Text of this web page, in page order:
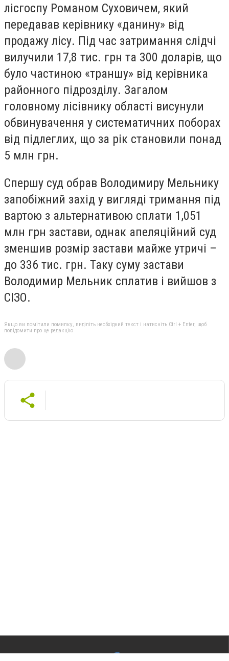
лісгоспу Романом Суховичем, який
передавав керівнику «данину» від
продажу лісу. Під час затримання слідчі
вилучили 17,8 тис. грн та 300 доларів, що
було частиною «траншу» від керівника
районного підрозділу. Загалом
головному лісівнику області висунули
обвинувачення у систематичних поборах
від підлеглих, що за рік становили понад
5 млн грн.
Спершу суд обрав Володимиру Мельнику
запобіжний захід у вигляді тримання під
вартою з альтернативою сплати 1,051
млн грн застави, однак апеляційний суд
зменшив розмір застави майже утричі –
до 336 тис. грн. Таку суму застави
Володимир Мельник сплатив і вийшов з
СІЗО.
Якщо ви помітили помилку, виділіть необхідний текст і натисніть Ctrl + Enter, щоб
повідомити про це редакцію